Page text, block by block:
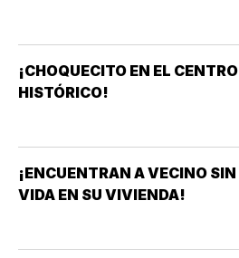
¡CHOQUECITO EN EL CENTRO
HISTÓRICO!
¡ENCUENTRAN A VECINO SIN
VIDA EN SU VIVIENDA!